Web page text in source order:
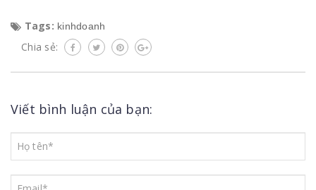
Tags: kinhdoanh
Chia sẻ:
Viết bình luận của bạn: